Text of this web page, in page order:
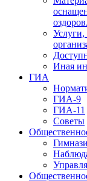
Услуги,
Иная
ГИА
ГИА-9
ГИА-11
Советы